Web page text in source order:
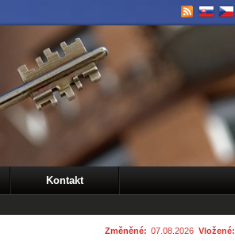
Kontakt
Změněné: 07.08.2026 Vložené: